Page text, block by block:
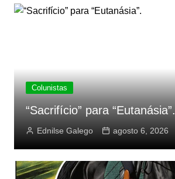
Colunistas
“Sacrifício” para “Eutanásia”.
Ednilse Galego agosto 6, 2026